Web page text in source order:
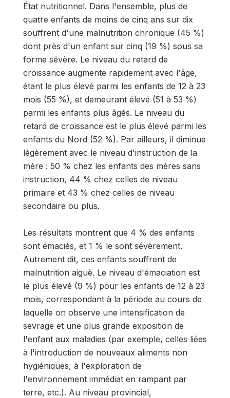
État nutritionnel. Dans l'ensemble, plus de
quatre enfants de moins de cinq ans sur dix
souffrent d'une malnutrition chronique (45 %)
dont près d'un enfant sur cinq (19 %) sous sa
forme sévère. Le niveau du retard de
croissance augmente rapidement avec l'âge,
étant le plus élevé parmi les enfants de 12 à 23
mois (55 %), et demeurant élevé (51 à 53 %)
parmi les enfants plus âgés. Le niveau du
retard de croissance est le plus élevé parmi les
enfants du Nord (52 %). Par ailleurs, il diminue
légèrement avec le niveau d'instruction de la
mère : 50 % chez les enfants des mères sans
instruction, 44 % chez celles de niveau
primaire et 43 % chez celles de niveau
secondaire ou plus.
Les résultats montrent que 4 % des enfants
sont émaciés, et 1 % le sont sévèrement.
Autrement dit, ces enfants souffrent de
malnutrition aiguë. Le niveau d'émaciation est
le plus élevé (9 %) pour les enfants de 12 à 23
mois, correspondant à la période au cours de
laquelle on observe une intensification de
sevrage et une plus grande exposition de
l'enfant aux maladies (par exemple, celles liées
à l'introduc­tion de nouveaux aliments non
hygiéniques, à l'exploration de
l'environnement immédiat en rampant par
terre, etc.). Au niveau provincial,